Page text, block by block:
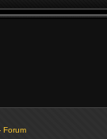
Forum